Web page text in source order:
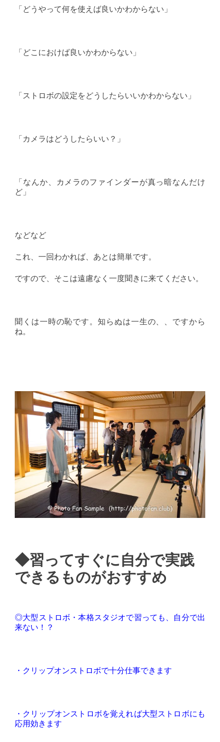
「どうやって何を使えば良いかわからない」
「どこにおけば良いかわからない」
「ストロボの設定をどうしたらいいかわからない」
「カメラはどうしたらいい？」
「なんか、カメラのファインダーが真っ暗なんだけ
ど」
などなど
これ、一回わかれば、あとは簡単です。
ですので、そこは遠慮なく一度聞きに来てください。
聞くは一時の恥です。知らぬは一生の、、ですから
ね。
◆習ってすぐに自分で実践
できるものがおすすめ
◎大型ストロボ・本格スタジオで習っても、自分で出
来ない！？
・クリップオンストロボで十分仕事できます
・クリップオンストロボを覚えれば大型ストロボにも
応用効きます